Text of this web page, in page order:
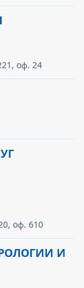
оф. 24
оф. 610
И